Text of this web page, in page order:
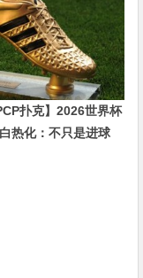
扑克】2026世界杯
热化：不只是进球